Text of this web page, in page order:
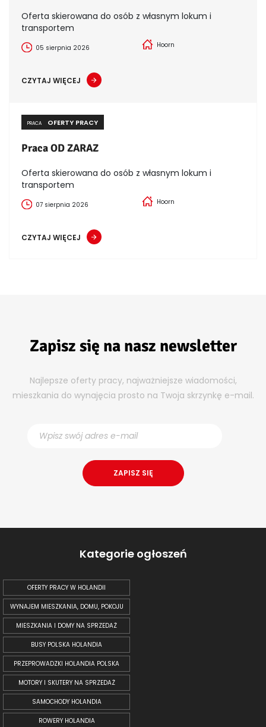
Oferta skierowana do osób z własnym lokum i
transportem
05 sierpnia 2026 Hoorn
CZYTAJ WIĘCEJ
PRACA OFERTY PRACY
Praca OD ZARAZ
Oferta skierowana do osób z własnym lokum i
transportem
07 sierpnia 2026 Hoorn
CZYTAJ WIĘCEJ
Zapisz się na nasz newsletter
Najlepsze oferty pracy, najważniejsze wiadomości,
mieszkania do wynajęcia prosto na Twoja skrzynkę e-mail.
Kategorie ogłoszeń
OFERTY PRACY W HOLANDII
WYNAJEM MIESZKANIA, DOMU, POKOJU
MIESZKANIA I DOMY NA SPRZEDAŻ
BUSY POLSKA HOLANDIA
PRZEPROWADZKI HOLANDIA POLSKA
MOTORY I SKUTERY NA SPRZEDAŻ
SAMOCHODY HOLANDIA
ROWERY HOLANDIA